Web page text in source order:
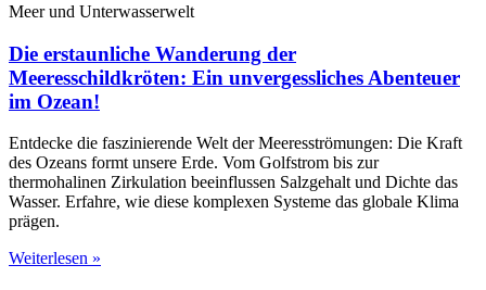
Meer und Unterwasserwelt
Die erstaunliche Wanderung der
Meeresschildkröten: Ein unvergessliches Abenteuer
im Ozean!
Entdecke die faszinierende Welt der Meeresströmungen: Die Kraft
des Ozeans formt unsere Erde. Vom Golfstrom bis zur
thermohalinen Zirkulation beeinflussen Salzgehalt und Dichte das
Wasser. Erfahre, wie diese komplexen Systeme das globale Klima
prägen.
Weiterlesen »